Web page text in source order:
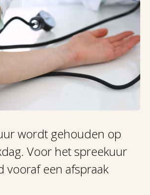
wordt gehouden op
Voor het spreekuur
vooraf een afspraak